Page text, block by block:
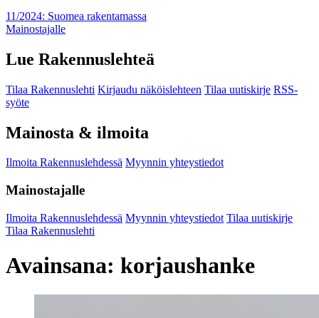
11/2024: Suomea rakentamassa
Mainostajalle
Lue Rakennuslehteä
Tilaa Rakennuslehti Kirjaudu näköislehteen Tilaa uutiskirje RSS-
syöte
Mainosta & ilmoita
Ilmoita Rakennuslehdessä Myynnin yhteystiedot
Mainostajalle
Ilmoita Rakennuslehdessä Myynnin yhteystiedot Tilaa uutiskirje
Tilaa Rakennuslehti
Avainsana: korjaushanke